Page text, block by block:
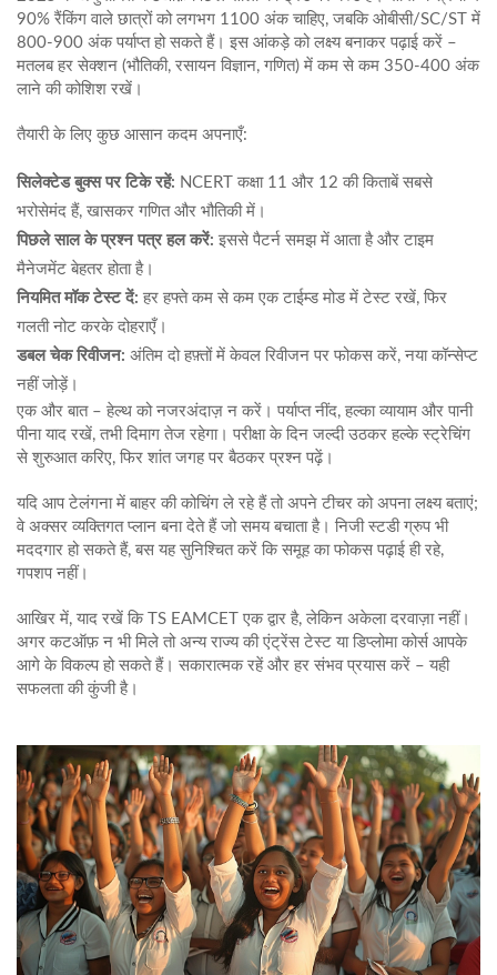
90% रैंकिंग वाले छात्रों को लगभग 1100 अंक चाहिए, जबकि ओबीसी/SC/ST में
800-900 अंक पर्याप्त हो सकते हैं। इस आंकड़े को लक्ष्य बनाकर पढ़ाई करें –
मतलब हर सेक्शन (भौतिकी, रसायन विज्ञान, गणित) में कम से कम 350‑400 अंक
लाने की कोशिश रखें।
तैयारी के लिए कुछ आसान कदम अपनाएँ:
सिलेक्टेड बुक्स पर टिके रहें: NCERT कक्षा 11 और 12 की किताबें सबसे
भरोसेमंद हैं, खासकर गणित और भौतिकी में।
पिछले साल के प्रश्न पत्र हल करें: इससे पैटर्न समझ में आता है और टाइम
मैनेजमेंट बेहतर होता है।
नियमित मॉक टेस्ट दें: हर हफ्ते कम से कम एक टाईम्ड मोड में टेस्ट रखें, फिर
गलती नोट करके दोहराएँ।
डबल चेक रिवीजन: अंतिम दो हफ़्तों में केवल रिवीजन पर फोकस करें, नया कॉन्सेप्ट
नहीं जोड़ें।
एक और बात – हेल्थ को नजरअंदाज़ न करें। पर्याप्त नींद, हल्का व्यायाम और पानी
पीना याद रखें, तभी दिमाग तेज रहेगा। परीक्षा के दिन जल्दी उठकर हल्के स्ट्रेचिंग
से शुरुआत करिए, फिर शांत जगह पर बैठकर प्रश्न पढ़ें।
यदि आप टेलंगना में बाहर की कोचिंग ले रहे हैं तो अपने टीचर को अपना लक्ष्य बताएं;
वे अक्सर व्यक्तिगत प्लान बना देते हैं जो समय बचाता है। निजी स्टडी ग्रुप भी
मददगार हो सकते हैं, बस यह सुनिश्चित करें कि समूह का फोकस पढ़ाई ही रहे,
गपशप नहीं।
आखिर में, याद रखें कि TS EAMCET एक द्वार है, लेकिन अकेला दरवाज़ा नहीं।
अगर कटऑफ़ न भी मिले तो अन्य राज्य की एंट्रेंस टेस्ट या डिप्लोमा कोर्स आपके
आगे के विकल्प हो सकते हैं। सकारात्मक रहें और हर संभव प्रयास करें – यही
सफलता की कुंजी है।